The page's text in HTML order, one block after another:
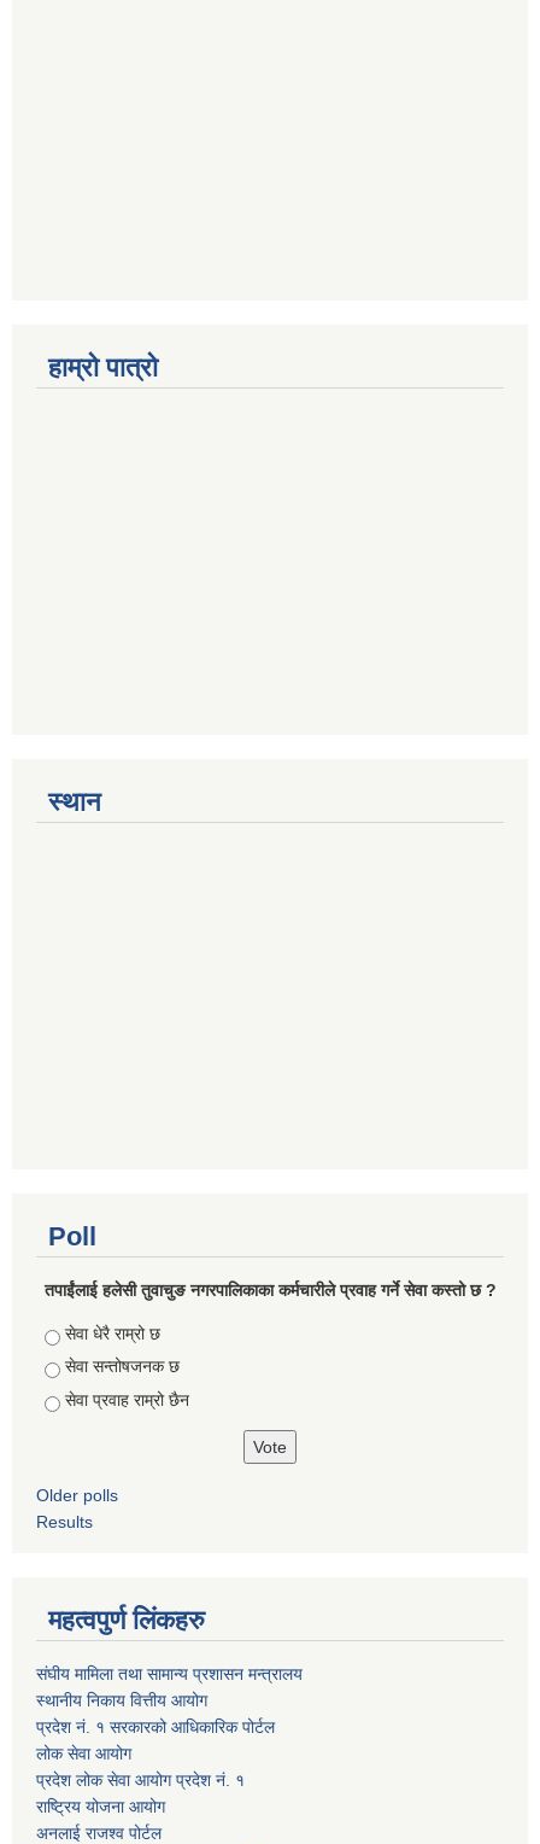
हाम्रो पात्रो
स्थान
Poll
तपाईंलाई हलेसी तुवाचुङ नगरपालिकाका कर्मचारीले प्रवाह गर्ने सेवा कस्तो छ ?
Choices
सेवा धेरै राम्रो छ
सेवा सन्तोषजनक छ
सेवा प्रवाह राम्रो छैन
Older polls
Results
महत्वपुर्ण लिंकहरु
संघीय मामिला तथा सामान्य प्रशासन मन्त्रालय
स्थानीय निकाय वित्तीय आयोग
प्रदेश नं. १ सरकारको आधिकारिक पोर्टल
लोक सेवा आयोग
प्रदेश लोक सेवा आयोग प्रदेश नं. १
राष्ट्रिय योजना आयोग
अनलाई राजश्व पोर्टल